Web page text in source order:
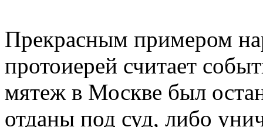
Прекрасным примером
протоиерей считает
мятеж в Москве был
отданы под суд, либо